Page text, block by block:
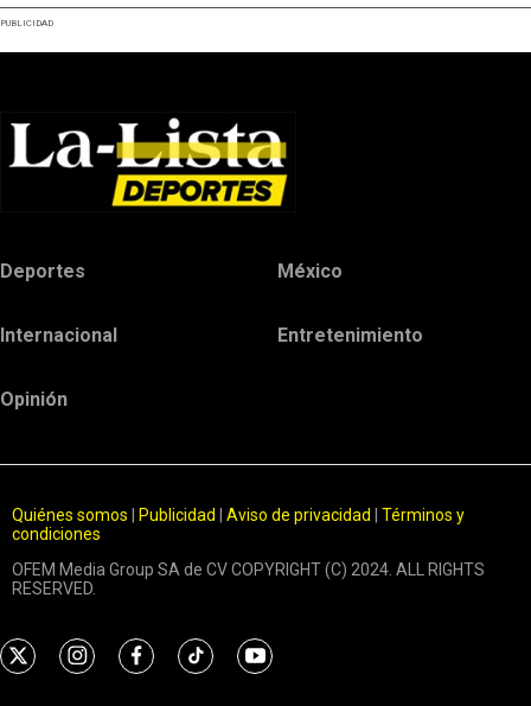
PUBLICIDAD
Deportes México
Internacional Entretenimiento
Opinión
Quiénes somos Publicidad Aviso de privacidad
Términos y
condiciones
OFEM Media Group SA de CV COPYRIGHT (C) 2024. ALL RIGHTS
RESERVED.
t
i
f
t
y